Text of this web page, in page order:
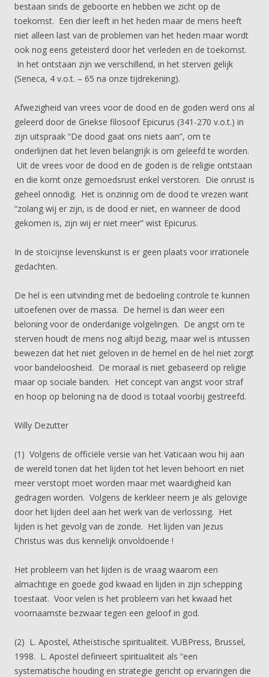
bestaan sinds de geboorte en hebben we zicht op de
toekomst. Een dier leeft in het heden maar de mens heeft
niet alleen last van de problemen van het heden maar wordt
ook nog eens geteisterd door het verleden en de toekomst.
In het ontstaan zijn we verschillend, in het sterven gelijk
(Seneca, 4 v.o.t. – 65 na onze tijdrekening).
Afwezigheid van vrees voor de dood en de goden werd ons al
geleerd door de Griekse filosoof Epicurus (341-270 v.o.t.) in
zijn uitspraak “De dood gaat ons niets aan”, om te
onderlijnen dat het leven belangrijk is om geleefd te worden.
Uit de vrees voor de dood en de goden is de religie ontstaan
en die komt onze gemoedsrust enkel verstoren. Die onrust is
geheel onnodig. Het is onzinnig om de dood te vrezen want
“zolang wij er zijn, is de dood er niet, en wanneer de dood
gekomen is, zijn wij er niet meer” wist Epicurus.
In de stoïcijnse levenskunst is er geen plaats voor irrationele
gedachten.
De hel is een uitvinding met de bedoeling controle te kunnen
uitoefenen over de massa. De hemel is dan weer een
beloning voor de onderdanige volgelingen. De angst om te
sterven houdt de mens nog altijd bezig, maar wel is intussen
bewezen dat het niet geloven in de hemel en de hel niet zorgt
voor bandeloosheid. De moraal is niet gebaseerd op religie
maar op sociale banden. Het concept van angst voor straf
en hoop op beloning na de dood is totaal voorbij gestreefd.
Willy Dezutter
(1) Volgens de officiële versie van het Vaticaan wou hij aan
de wereld tonen dat het lijden tot het leven behoort en niet
meer verstopt moet worden maar met waardigheid kan
gedragen worden. Volgens de kerkleer neem je als gelovige
door het lijden deel aan het werk van de verlossing. Het
lijden is het gevolg van de zonde. Het lijden van Jezus
Christus was dus kennelijk onvoldoende !
Het probleem van het lijden is de vraag waarom een
almachtige en goede god kwaad en lijden in zijn schepping
toestaat. Voor velen is het probleem van het kwaad het
voornaamste bezwaar tegen een geloof in god.
(2) L. Apostel, Atheïstische spiritualiteit. VUBPress, Brussel,
1998. L. Apostel definieert spiritualiteit als “een
systematische houding en strategie gericht op ervaringen die